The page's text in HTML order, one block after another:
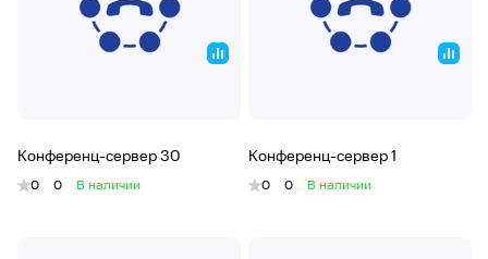
Конференц-сервер 30
0 0 В наличии
Конференц-сервер 1
0 0 В наличии